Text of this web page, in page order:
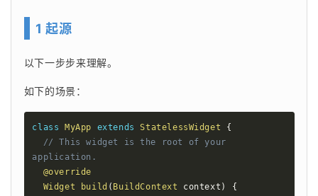
1 起源
以下一步步来理解。
如下的场景：
class MyApp extends StatelessWidget
{
// This widget is the root of your
application.
@override
Widget
build ( BuildContext context )
{